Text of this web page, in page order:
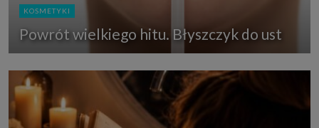
KOSMETYKI
Powrót wielkiego hitu. Błyszczyk do ust